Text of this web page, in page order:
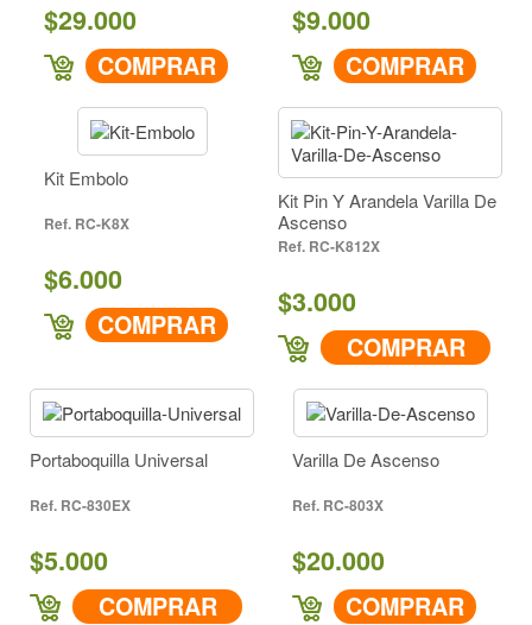
$29.000
COMPRAR
$9.000
COMPRAR
Kit Embolo
RC-K8X
$6.000
COMPRAR
Kit Pin Y Arandela Varilla De
Ascenso
RC-K812X
$3.000
COMPRAR
Portaboquilla Universal
RC-830EX
$5.000
COMPRAR
Varilla De Ascenso
RC-803X
$20.000
COMPRAR